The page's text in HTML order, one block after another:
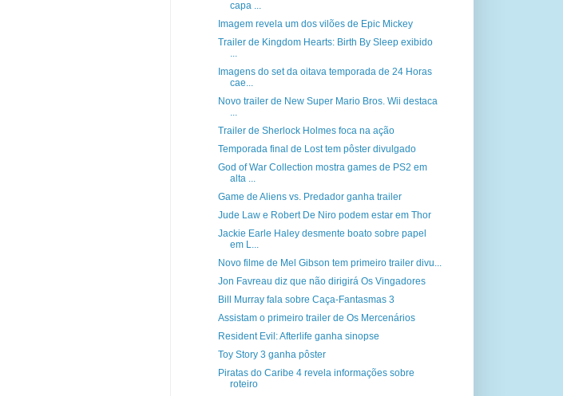
capa ...
Imagem revela um dos vilões de Epic Mickey
Trailer de Kingdom Hearts: Birth By Sleep exibido
...
Imagens do set da oitava temporada de 24 Horas
cae...
Novo trailer de New Super Mario Bros. Wii destaca
...
Trailer de Sherlock Holmes foca na ação
Temporada final de Lost tem pôster divulgado
God of War Collection mostra games de PS2 em
alta ...
Game de Aliens vs. Predador ganha trailer
Jude Law e Robert De Niro podem estar em Thor
Jackie Earle Haley desmente boato sobre papel
em L...
Novo filme de Mel Gibson tem primeiro trailer divu...
Jon Favreau diz que não dirigirá Os Vingadores
Bill Murray fala sobre Caça-Fantasmas 3
Assistam o primeiro trailer de Os Mercenários
Resident Evil: Afterlife ganha sinopse
Toy Story 3 ganha pôster
Piratas do Caribe 4 revela informações sobre
roteiro